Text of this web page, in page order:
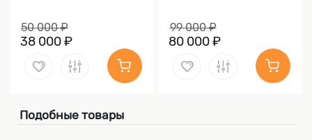
50 000 ₽
38 000 ₽
99 000 ₽
80 000 ₽
Подобные товары